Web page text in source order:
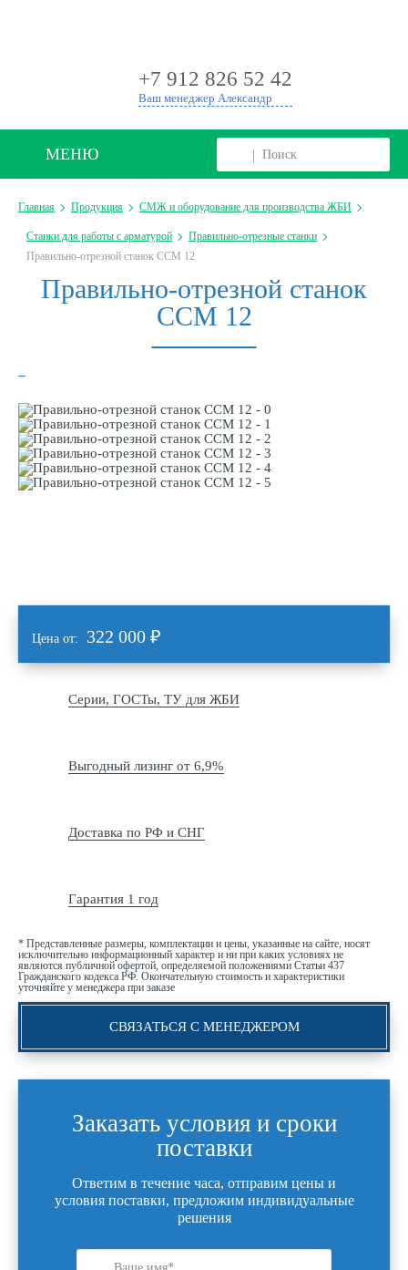
+7 912 826 52 42
Ваш менеджер Александр
МЕНЮ
Главная Продукция СМЖ и оборудование для производства ЖБИ
Станки для работы с арматурой
Правильно-отрезные станки
Правильно-отрезной станок ССМ 12
Правильно-отрезной станок
ССМ 12
Цена от: 322 000 ₽
Серии, ГОСТы, ТУ для ЖБИ
Выгодный лизинг от 6,9%
Доставка по РФ и СНГ
Гарантия 1 год
* Представленные размеры, комплектации и цены, указанные на сайте, носят
исключительно информационный характер и ни при каких условиях не
являются публичной офертой, определяемой положениями Статьи 437
Гражданского кодекса РФ. Окончательную стоимость и характеристики
уточняйте у менеджера при заказе
СВЯЗАТЬСЯ С МЕНЕДЖЕРОМ
Заказать условия и сроки
поставки
Ответим в течение часа, отправим цены и
условия поставки, предложим индивидуальные
решения